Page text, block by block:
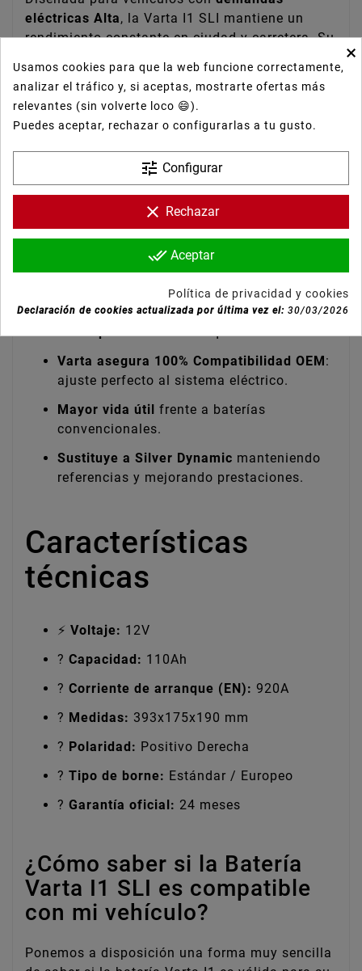
eléctricas Alta, la Varta I1 SLI mantiene un
rendimiento constante en ciudad y carretera. Su
fiable incluso en climas fríos, ayuda a evitar
descargas imprevistas y protege la vida útil del
sistema eléctrico.
Ventajas de la
Varta I1 SLI
stock obsoleto.
Arranque fiableen cualquier condición.
Varta asegura 100% Compatibilidad OEM :
ajuste perfecto al sistema eléctrico.
Mayor vida útil frente a baterías
convencionales.
Sustituye a Silver Dynamic manteniendo
referencias y mejorando prestaciones.
Características
técnicas
⚡ Voltaje: 12V
? Capacidad: 110Ah
? Corriente de arranque (EN): 920A
? Medidas: 393x175x190 mm
? Polaridad: Positivo Derecha
? Tipo de borne: Estándar / Europeo
?️ Garantía oficial: 24 meses
¿Cómo saber si la Batería
Varta I1 SLI es compatible
con mi vehículo?
Ponemos a disposición una forma muy sencilla
×
Usamos cookies para que la web funcione correctamente,
analizar el tráfico y, si aceptas, mostrarte ofertas más
relevantes (sin volverte loco 😄).
Puedes aceptar, rechazar o configurarlas a tu gusto.
tune Configurar
clear Rechazar
done_all Aceptar
Política de privacidad y cookies
Declaración de cookies actualizada por última vez el: 30/03/2026